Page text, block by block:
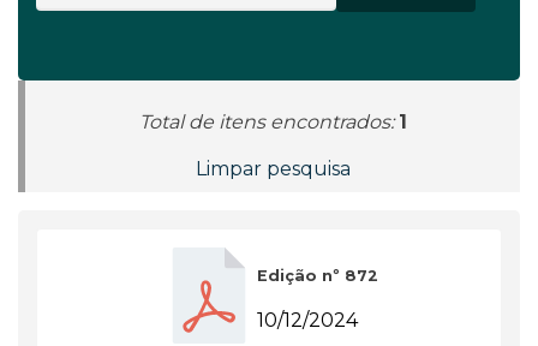
Total de itens encontrados: 1
Limpar pesquisa
Edição nº 872
10/12/2024